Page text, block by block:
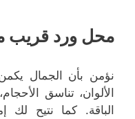
محل ورد قريب
نؤمن بأن الجمال
الألوان، تناسق
الباقة. كما نتيح لك